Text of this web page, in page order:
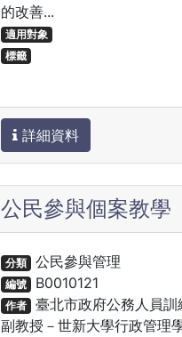
的改善...
適用對象
標籤
詳細資料
公民參與個案教學
分類 公民參與管理
編號 B0010121
作者 臺北市政府公務人員訓
副教授－世新大學行政管理